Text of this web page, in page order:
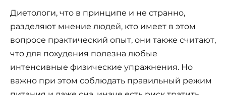
Диетологи, что в принципе и не странно,
разделяют мнение людей, кто имеет в этом
вопросе практический опыт, они также считают,
что для похудения полезна любые
интенсивные физические упражнения. Но
важно при этом соблюдать правильный режим